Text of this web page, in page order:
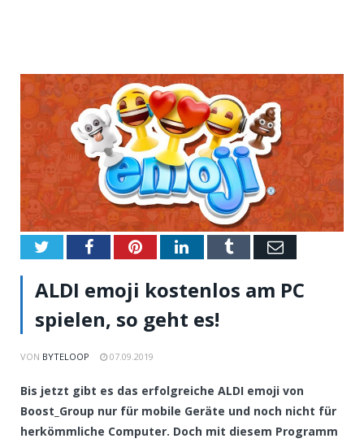
TwitterFacebookPinterestLinkedInTumblrEmail
ALDI emoji kostenlos am PC
spielen, so geht es!
VON BYTELOOP 07.09.2019
Bis jetzt gibt es das erfolgreiche ALDI emoji von
Boost_Group nur für mobile Geräte und noch nicht für
herkömmliche Computer. Doch mit diesem Programm